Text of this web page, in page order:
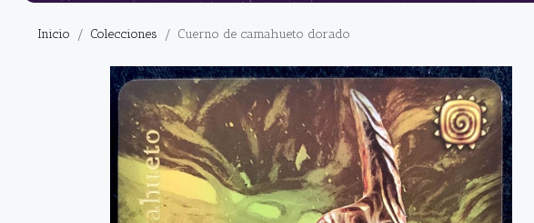
Inicio Colecciones Cuerno de camahueto dorado